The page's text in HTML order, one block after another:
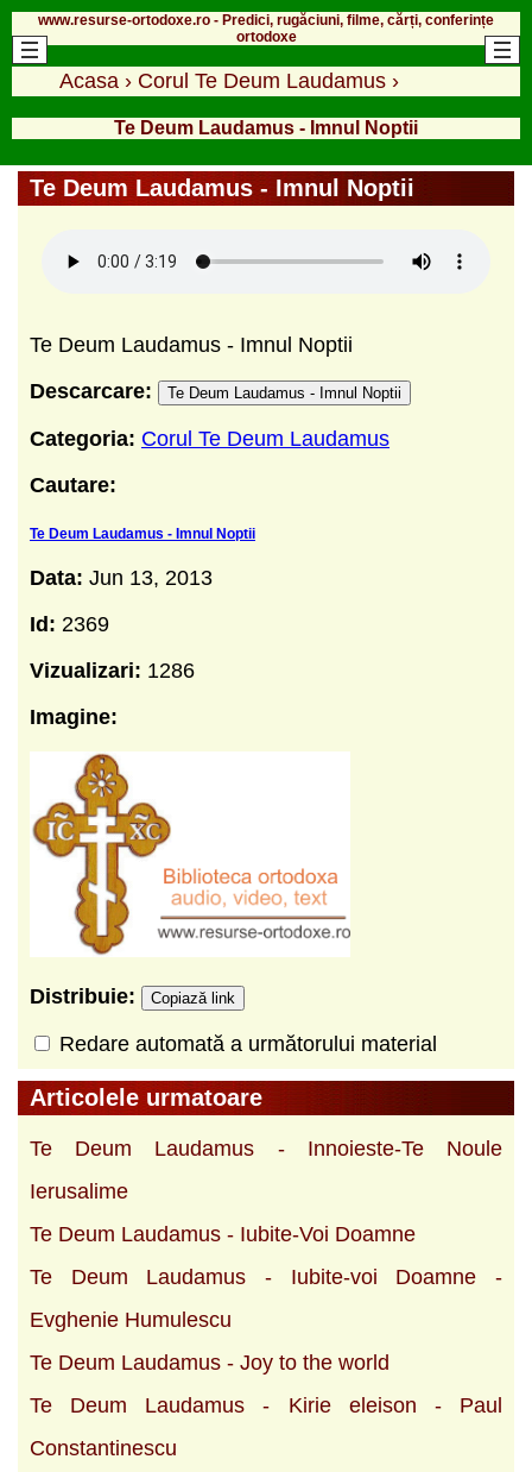
www.resurse-ortodoxe.ro - Predici, rugăciuni, filme, cărți, conferințe
ortodoxe
Acasa › Corul Te Deum Laudamus ›
Te Deum Laudamus - Imnul Noptii
Te Deum Laudamus - Imnul Noptii
Te Deum Laudamus - Imnul Noptii
Descarcare:
Te Deum Laudamus - Imnul Noptii
Categoria: Corul Te Deum Laudamus
Cautare:
Te Deum Laudamus - Imnul Noptii
Data: Jun 13, 2013
Id: 2369
Vizualizari: 1286
Imagine:
Distribuie: Copiază link
Redare automată a următorului material
Articolele urmatoare
Te Deum Laudamus - Innoieste-Te Noule
Ierusalime
Te Deum Laudamus - Iubite-Voi Doamne
Te Deum Laudamus - Iubite-voi Doamne -
Evghenie Humulescu
Te Deum Laudamus - Joy to the world
Te Deum Laudamus - Kirie eleison - Paul
Constantinescu